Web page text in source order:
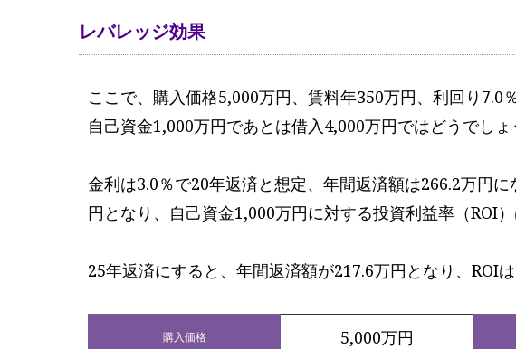
レバレッジ効果
ここで、購入価格5,000万円、賃料年350万円、利回り
自己資金1,000万円であとは借入4,000万円ではどうでしょ
金利は3.0％で20年返済と想定、年間返済額は266.2万円
円となり、自己資金1,000万円に対する投資利益率（ROI）
25年返済にすると、年間返済額が217.6万円となり、ROIは
購入価格 5,000万円